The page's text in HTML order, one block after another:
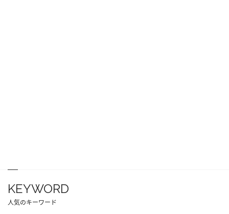
KEYWORD
人気のキーワード